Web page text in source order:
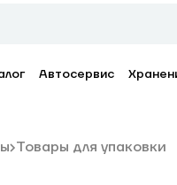
Автосервис
Товары для упаковки